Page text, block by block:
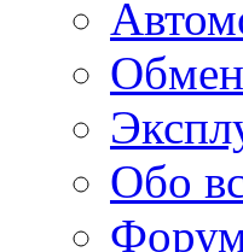
Обо